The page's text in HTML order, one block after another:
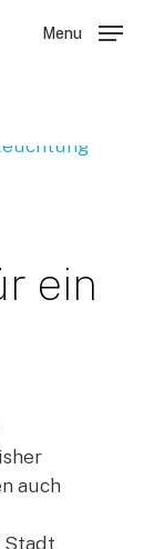
Menu
ein
auch
Stadt